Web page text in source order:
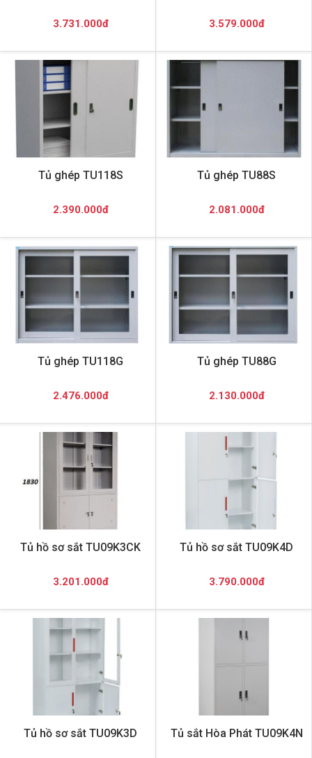
3.731.000đ 3.579.000đ
Tủ ghép TU118S
2.390.000đ
Tủ ghép TU88S
2.081.000đ
Tủ ghép TU118G
2.476.000đ
Tủ ghép TU88G
2.130.000đ
Tủ hồ sơ sắt TU09K3CK
3.201.000đ
Tủ hồ sơ sắt TU09K4D
3.790.000đ
Tủ hồ sơ sắt TU09K3D Tủ sắt Hòa Phát TU09K4N